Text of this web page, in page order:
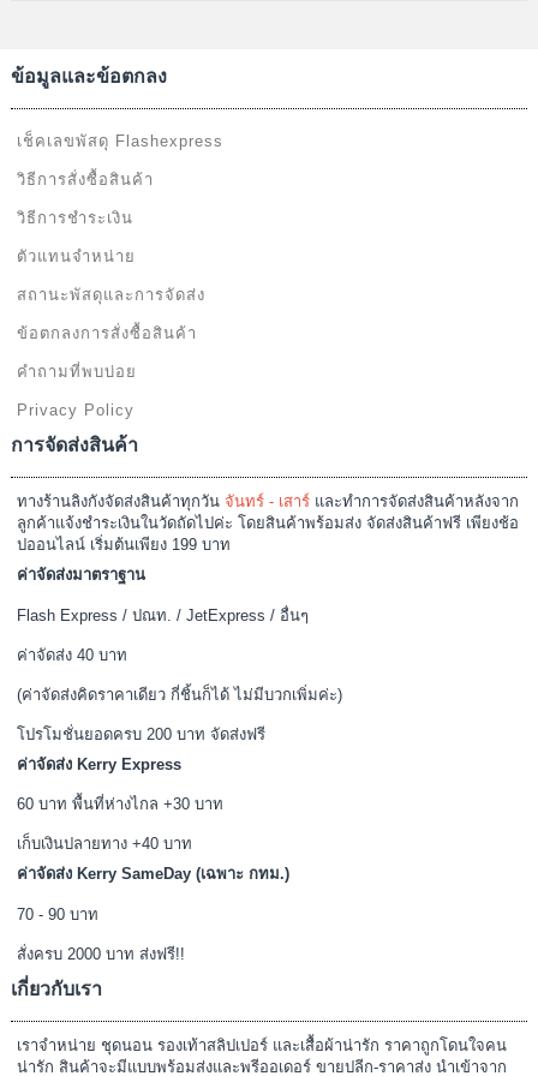
ข้อมูลและข้อตกลง
เช็คเลขพัสดุ Flashexpress
วิธีการสั่งซื้อสินค้า
วิธีการชำระเงิน
ตัวแทนจำหน่าย
สถานะพัสดุและการจัดส่ง
ข้อตกลงการสั่งซื้อสินค้า
คำถามที่พบบ่อย
Privacy Policy
การจัดส่งสินค้า
ทางร้านลิงกังจัดส่งสินค้าทุกวัน จันทร์ - เสาร์ และทำการจัดส่งสินค้าหลังจาก
ลูกค้าแจ้งชำระเงินในวัดถัดไปค่ะ โดยสินค้าพร้อมส่ง จัดส่งสินค้าฟรี เพียงช้อ
ปออนไลน์ เริ่มต้นเพียง 199 บาท
ค่าจัดส่งมาตราฐาน
Flash Express / ปณท. / JetExpress / อื่นๆ
ค่าจัดส่ง 40 บาท
(ค่าจัดส่งคิดราคาเดียว กี่ชิ้นก็ได้ ไม่มีบวกเพิ่มค่ะ)
โปรโมชั่นยอดครบ 200 บาท จัดส่งฟรี
ค่าจัดส่ง Kerry Express
60 บาท พื้นที่ห่างไกล +30 บาท
เก็บเงินปลายทาง +40 บาท
ค่าจัดส่ง Kerry SameDay (เฉพาะ กทม.)
70 - 90 บาท
สั่งครบ 2000 บาท ส่งฟรี!!
เกี่ยวกับเรา
เราจำหน่าย ชุดนอน รองเท้าสลิปเปอร์ และเสื้อผ้าน่ารัก ราคาถูกโดนใจคน
น่ารัก สินค้าจะมีแบบพร้อมส่งและพรีออเดอร์ ขายปลีก-ราคาส่ง นำเข้าจาก